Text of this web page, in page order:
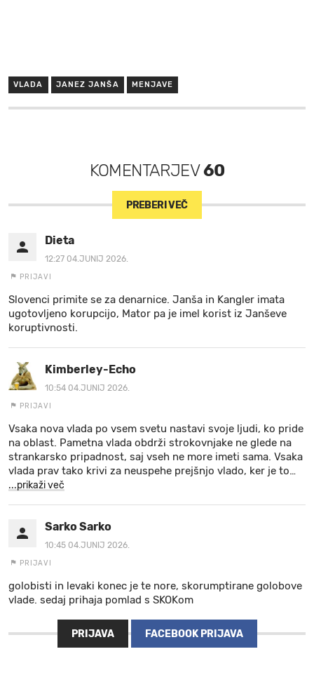
VLADA JANEZ JANŠA MENJAVE
KOMENTARJEV60
PREBERI VEČ
Dieta
12:27 04.JUNIJ 2026.
PRIJAVI
Slovenci primite se za denarnice. Janša in Kangler imata
ugotovljeno korupcijo, Mator pa je imel korist iz Janševe
koruptivnosti.
Kimberley-Echo
10:54 04.JUNIJ 2026.
PRIJAVI
Vsaka nova vlada po vsem svetu nastavi svoje ljudi, ko pride
na oblast. Pametna vlada obdrži strokovnjake ne glede na
strankarsko pripadnost, saj vseh ne more imeti sama. Vsaka
vlada prav tako krivi za neuspehe prejšnjo vlado, ker je to…
...prikaži več
Sarko Sarko
10:45 04.JUNIJ 2026.
PRIJAVI
golobisti in levaki konec je te nore, skorumptirane golobove
vlade. sedaj prihaja pomlad s SKOKom
PRIJAVA FACEBOOK PRIJAVA